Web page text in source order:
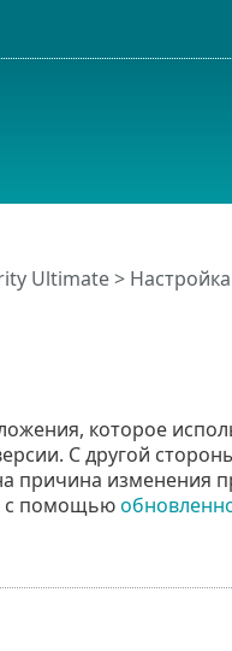
Ultimate> Настройка
которое
С другой
причина изменения
с помощью